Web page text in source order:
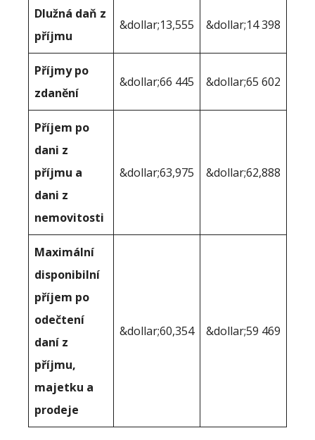
Dlužná daň z
příjmu
&dollar;13,555 &dollar;14 398
Příjmy po
zdanění
&dollar;66 445 &dollar;65 602
Příjem po
dani z
příjmu a
dani z
nemovitosti
&dollar;63,975 &dollar;62,888
Maximální
disponibilní
příjem po
odečtení
daní z
příjmu,
majetku a
prodeje
&dollar;60,354 &dollar;59 469